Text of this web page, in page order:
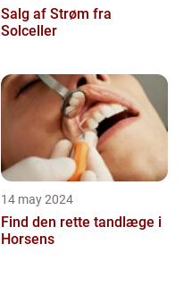
Salg af Strøm fra
Solceller
14 may 2024
Find den rette tandlæge i
Horsens